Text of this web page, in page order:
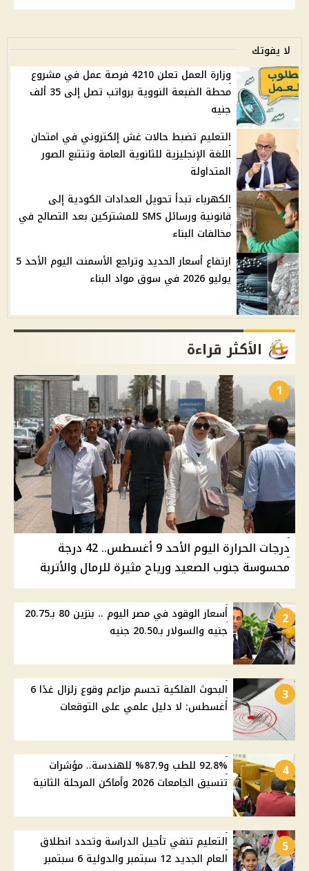
لا يفوتك
وزارة العمل تعلن 4210 فرصة عمل في مشروع
محطة الضبعة النووية برواتب تصل إلى 35 ألف
جنيه
التعليم تضبط حالات غش إلكتروني في امتحان
اللغة الإنجليزية للثانوية العامة وتتتبع الصور
المتداولة
الكهرباء تبدأ تحويل العدادات الكودية إلى
قانونية ورسائل SMS للمشتركين بعد التصالح في
مخالفات البناء
ارتفاع أسعار الحديد وتراجع الأسمنت اليوم الأحد 5
يوليو 2026 في سوق مواد البناء
الأكثر قراءة
1
درجات الحرارة اليوم الأحد 9 أغسطس.. 42 درجة
محسوسة جنوب الصعيد ورياح مثيرة للرمال والأتربة
2
أسعار الوقود في مصر اليوم .. بنزين 80 بـ20.75
جنيه والسولار بـ20.50 جنيه
3
البحوث الفلكية تحسم مزاعم وقوع زلزال غدًا 6
أغسطس: لا دليل علمي على التوقعات
4
92.8% للطب و87.9% للهندسة.. مؤشرات
تنسيق الجامعات 2026 وأماكن المرحلة الثانية
5
التعليم تنفي تأجيل الدراسة وتحدد انطلاق
العام الجديد 12 سبتمبر والدولية 6 سبتمبر